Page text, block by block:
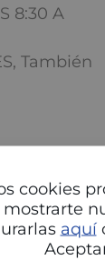
cookies
aquí
8:30 A
También